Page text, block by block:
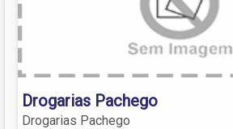
Drogarias Pachego
Drogarias Pachego